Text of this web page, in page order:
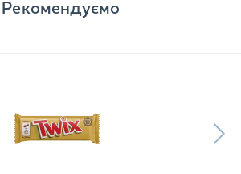
Рекомендуємо